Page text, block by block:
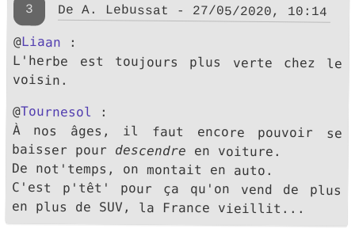
3 De A. Lebussat - 27/05/2020, 10:14
@Liaan :
L'herbe est toujours plus verte chez le
voisin.
@Tournesol :
À nos âges, il faut encore pouvoir se
baisser pour descendre en voiture.
De not'temps, on montait en auto.
C'est p'têt' pour ça qu'on vend de plus
en plus de SUV, la France vieillit...